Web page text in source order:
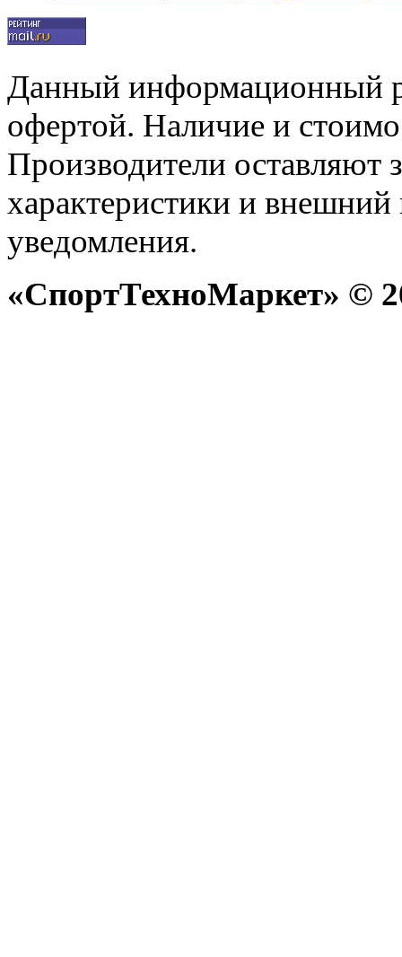
Данный информационный
офертой. Наличие и
Производители оставляют
характеристики и внешний
уведомления.
«СпортТехноМаркет» ©